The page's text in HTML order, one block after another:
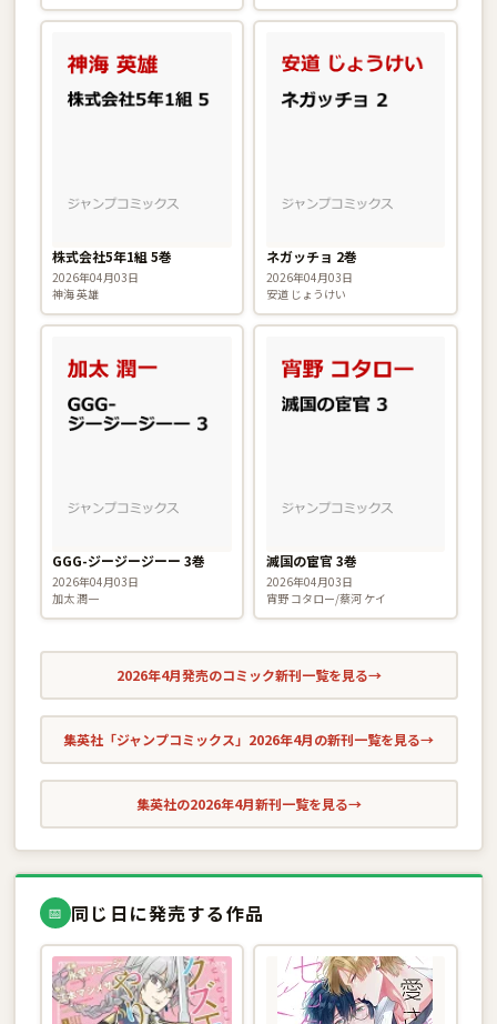
株式会社5年1組 5巻
2026年04月03日
神海 英雄
ネガッチョ 2巻
2026年04月03日
安道 じょうけい
GGG-ジージージーー 3巻
2026年04月03日
加太 潤一
滅国の宦官 3巻
2026年04月03日
宵野 コタロー/蔡河 ケイ
2026年4月発売のコミック新刊一覧を見る→
集英社「ジャンプコミックス」2026年4月の新刊一覧を見る→
集英社の2026年4月新刊一覧を見る→
📅 同じ日に発売する作品